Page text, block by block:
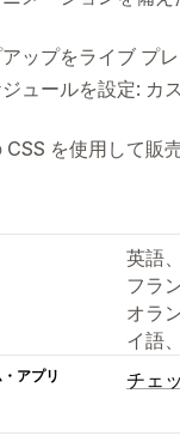
ップをライブ プ
ュールを設定: カ
CSS を使用して販
英語
フラ
オラ
イ語
アプリ チェ